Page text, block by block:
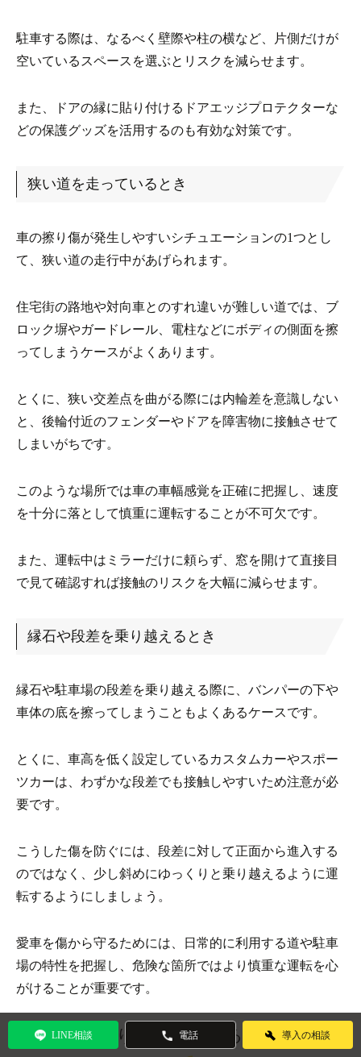
駐車する際は、なるべく壁際や柱の横など、片側だけが
空いているスペースを選ぶとリスクを減らせます。
また、ドアの縁に貼り付けるドアエッジプロテクターな
どの保護グッズを活用するのも有効な対策です。
狭い道を走っているとき
車の擦り傷が発生しやすいシチュエーションの1つとし
て、狭い道の走行中があげられます。
住宅街の路地や対向車とのすれ違いが難しい道では、ブ
ロック塀やガードレール、電柱などにボディの側面を擦
ってしまうケースがよくあります。
とくに、狭い交差点を曲がる際には内輪差を意識しない
と、後輪付近のフェンダーやドアを障害物に接触させて
しまいがちです。
このような場所では車の車幅感覚を正確に把握し、速度
を十分に落として慎重に運転することが不可欠です。
また、運転中はミラーだけに頼らず、窓を開けて直接目
で見て確認すれば接触のリスクを大幅に減らせます。
縁石や段差を乗り越えるとき
縁石や駐車場の段差を乗り越える際に、バンパーの下や
車体の底を擦ってしまうこともよくあるケースです。
とくに、車高を低く設定しているカスタムカーやスポー
ツカーは、わずかな段差でも接触しやすいため注意が必
要です。
こうした傷を防ぐには、段差に対して正面から進入する
のではなく、少し斜めにゆっくりと乗り越えるように運
転するようにしましょう。
愛車を傷から守るためには、日常的に利用する道や駐車
場の特性を把握し、危険な箇所ではより慎重な運転を心
がけることが重要です。
車の擦り傷を放置するリスク
LINE相談 電話 導入の相談